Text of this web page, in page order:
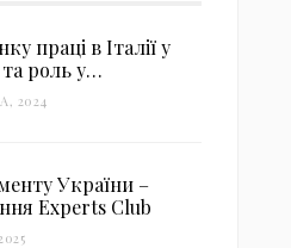
праці в Італії у
та роль у…
2024
України –
Experts Club